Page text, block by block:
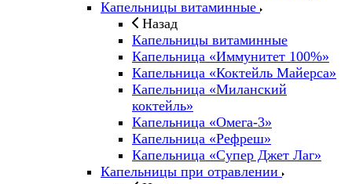
Капельницы витаминные
Назад
Капельницы витаминные
Капельница «Иммунитет 100%»
Капельница «Коктейль Майерса»
Капельница «Миланский
коктейль»
Капельница «Омега-3»
Капельница «Рефреш»
Капельница «Супер Джет Лаг»
Капельницы при отравлении